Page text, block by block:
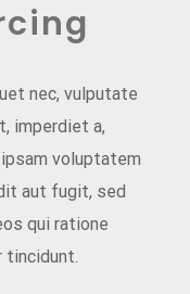
nec, vulputate
imperdiet a,
voluptatem
aut fugit, sed
qui ratione
tincidunt.